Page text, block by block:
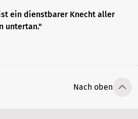
ein dienstbarer Knecht aller
untertan."
Nach oben